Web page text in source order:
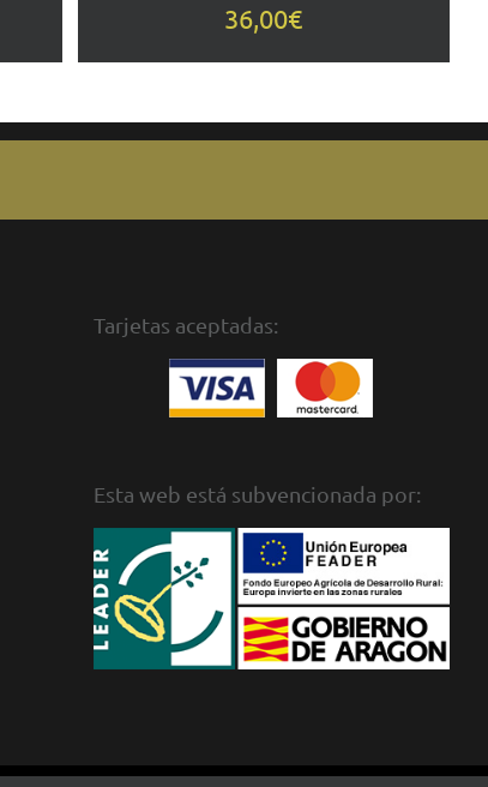
36,00€
Tarjetas aceptadas:
Esta web está subvencionada por: